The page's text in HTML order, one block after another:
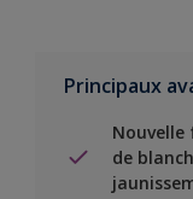
Principaux
de